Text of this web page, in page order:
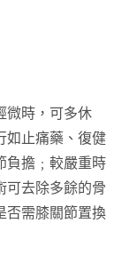
微時，可多休
如止痛藥、復健
負擔﹔較嚴重時
可去除多餘的骨
否需膝關節置換